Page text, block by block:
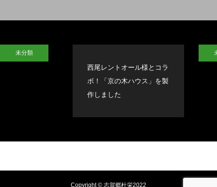
未分類
西尾レントオール様とコラ
ボ！「京の木ハウス」を製
作しました
Copyright © 志賀郷杜栄2022